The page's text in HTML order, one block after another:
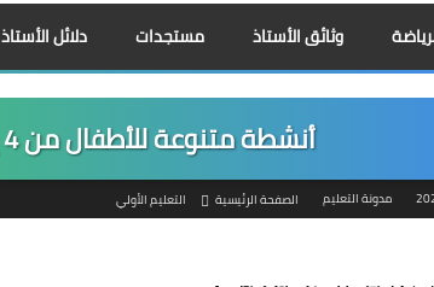
وثائق الأستاذ مستجدات دلائل الأستاذ
أنشطة متنوعة للأطفال من 4 إلى 7 سنوات
مدونة التعليم الصفحة الرئيسية التعليم الأولي